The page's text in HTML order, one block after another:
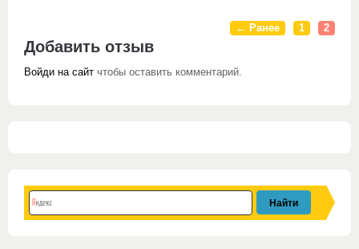
← Ранее 1 2
Добавить отзыв
Войди на сайт чтобы оставить комментарий.